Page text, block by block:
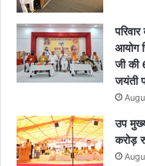
आयोग
जी की
जयंती
उप
करोड़